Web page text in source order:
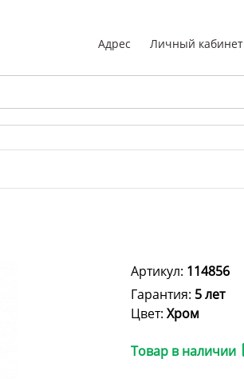
Адрес Личный кабинет
Артикул: 114856
Гарантия: 5 лет
Цвет: Хром
Товар в наличии